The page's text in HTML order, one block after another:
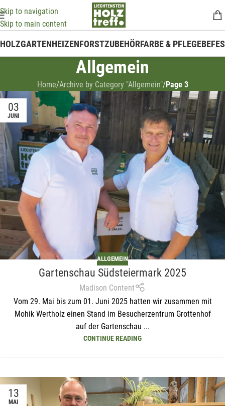
Skip to navigation
Skip to main content
HOLZGARTENHEIZENFORSTZUBEHÖRFARBE & PFLEGE
Allgemein
Home/Archive by Category "Allgemein"/Page 3
03
JUNI
ALLGEMEIN
Gartenschau Südsteiermark 2025
Madison Content
Vom 29. Mai bis zum 01. Juni 2025 hatten wir zusammen mit
Mohik Wertholz einen Stand im Besucherzentrum Grottenhof
auf der Gartenschau ...
CONTINUE READING
13
MAI